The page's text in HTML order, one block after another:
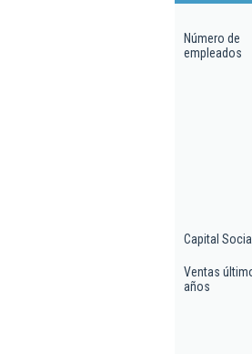
Número de
empleados
Capital Social
Ventas
años